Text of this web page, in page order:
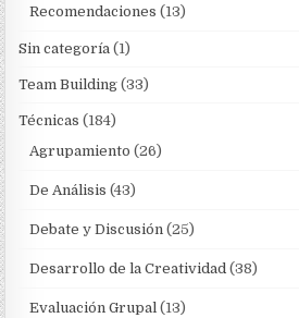
Recomendaciones (13)
Sin categoría (1)
Team Building (33)
Técnicas (184)
Agrupamiento (26)
De Análisis (43)
Debate y Discusión (25)
Desarrollo de la Creatividad (38)
Evaluación Grupal (13)